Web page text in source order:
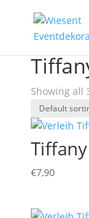
Showing all
€7,90